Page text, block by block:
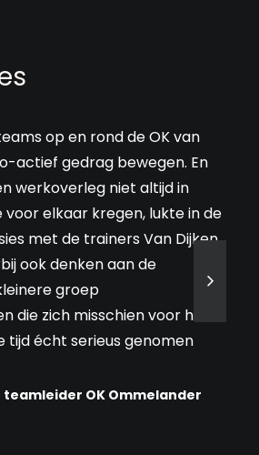
op en rond de OK van
actief gedrag bewegen. En
werkoverleg niet altijd in
elkaar kregen, lukte in de
met de trainers Van Dijken
ook denken aan de
groep
die zich misschien voor het
tijd écht serieus genomen
teamleider OK Ommelander